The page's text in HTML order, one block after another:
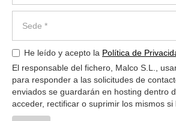
He leído y acepto la Política de
El responsable del fichero, Malco S.L.,
para responder a las solicitudes de
enviados se guardarán en hosting dentro
acceder, rectificar o suprimir los mismos si